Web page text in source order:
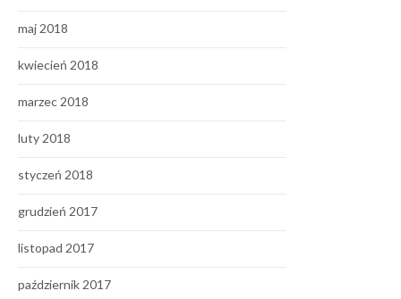
maj 2018
kwiecień 2018
marzec 2018
luty 2018
styczeń 2018
grudzień 2017
listopad 2017
październik 2017